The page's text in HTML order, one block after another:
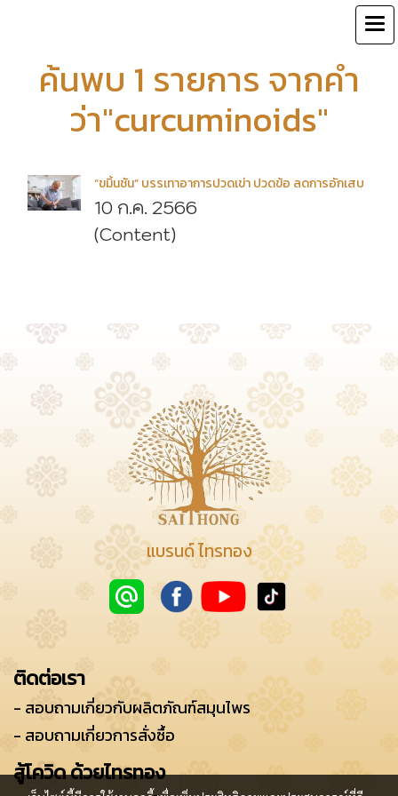
ค้นพบ 1 รายการ จากคำ
ว่า"curcuminoids"
“ขมิ้นชัน” บรรเทาอาการปวดเข่า ปวดข้อ ลดการอักเสบ
10 ก.ค. 2566
(Content)
แบรนด์ ไทรทอง
ติดต่อเรา
- สอบถามเกี่ยวกับผลิตภัณฑ์สมุนไพร
- สอบถามเกี่ยวการสั่งซื้อ
สู้โควิด ด้วยไทรทอง